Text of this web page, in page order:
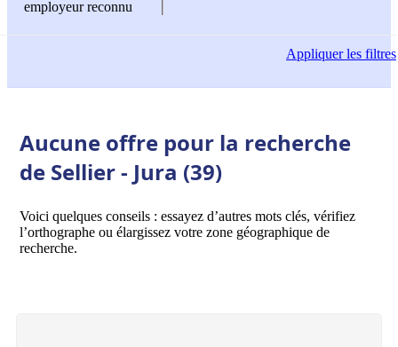
employeur reconnu
Appliquerles filtres
Aucune offre pour la recherche
de Sellier - Jura (39)
Voici quelques conseils : essayez d’autres mots clés, vérifiez
l’orthographe ou élargissez votre zone géographique de
recherche.